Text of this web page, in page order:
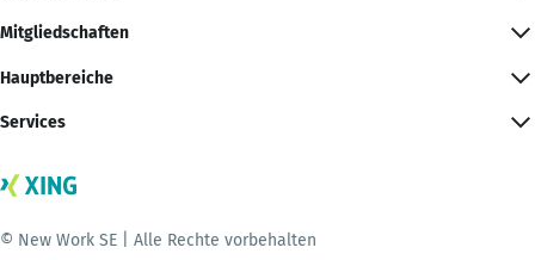
Mitgliedschaften
Hauptbereiche
Services
© New Work SE | Alle Rechte vorbehalten